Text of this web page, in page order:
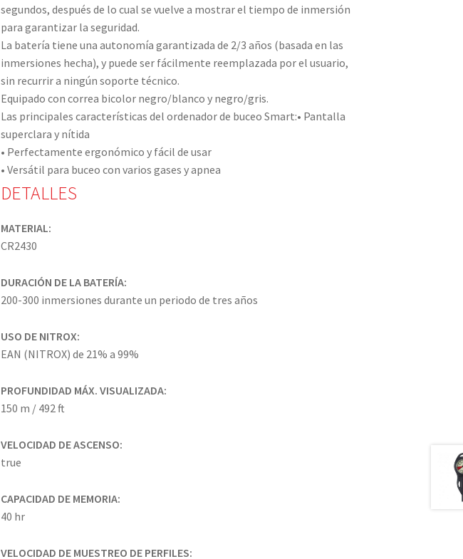
segundos, después de lo cual se vuelve a mostrar el tiempo de inmersión
para garantizar la seguridad.
La batería tiene una autonomía garantizada de 2/3 años (basada en las
inmersiones hecha), y puede ser fácilmente reemplazada por el usuario,
sin recurrir a ningún soporte técnico.
Equipado con correa bicolor negro/blanco y negro/gris.
Las principales características del ordenador de buceo Smart:• Pantalla
superclara y nítida
• Perfectamente ergonómico y fácil de usar
• Versátil para buceo con varios gases y apnea
DETALLES
MATERIAL:
CR2430
DURACIÓN DE LA BATERÍA:
200-300 inmersiones durante un periodo de tres años
USO DE NITROX:
EAN (NITROX) de 21% a 99%
PROFUNDIDAD MÁX. VISUALIZADA:
150 m / 492 ft
VELOCIDAD DE ASCENSO:
true
CAPACIDAD DE MEMORIA:
40 hr
VELOCIDAD DE MUESTREO DE PERFILES: